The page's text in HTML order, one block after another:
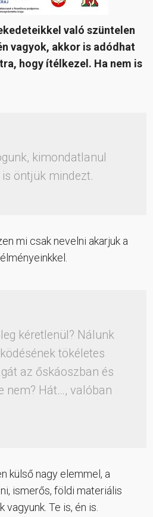
való szüntelen
vagyok, akkor is adódhat
hogy ítélkezel. Ha nem is
kimondatlanul
öntjük mindezt.
mi csak nevelni akarjuk a
kéretlenül? Nálunk
tökéletes
az őskáoszban és
nem? Hát…, valóban
külső nagy elemmel, a
ismerős, földi materiális
Te is, én is.